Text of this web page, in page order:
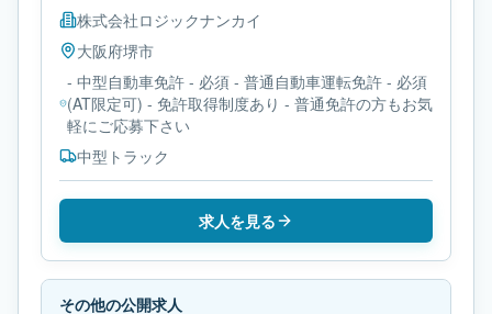
株式会社ロジックナンカイ
大阪府堺市
- 中型自動車免許 - 必須 - 普通自動車運転免許 - 必須
(AT限定可) - 免許取得制度あり - 普通免許の方もお気
軽にご応募下さい
中型トラック
求人を見る
その他の公開求人